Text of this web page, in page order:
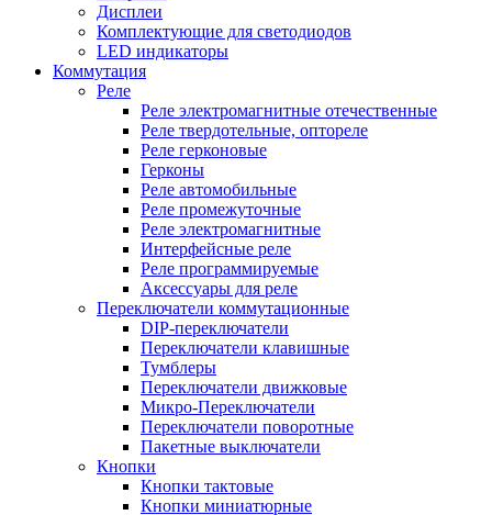
Дисплеи
Комплектующие для светодиодов
LED индикаторы
Коммутация
Реле
Реле электромагнитные отечественные
Реле твердотельные, оптореле
Реле герконовые
Герконы
Реле автомобильные
Реле промежуточные
Реле электромагнитные
Интерфейсные реле
Реле программируемые
Аксессуары для реле
Переключатели коммутационные
DIP-переключатели
Переключатели клавишные
Тумблеры
Переключатели движковые
Микро-Переключатели
Переключатели поворотные
Пакетные выключатели
Кнопки
Кнопки тактовые
Кнопки миниатюрные